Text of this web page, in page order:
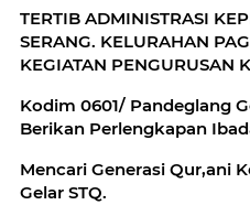
TERTIB ADMINISTRASI
SERANG. KELURAHAN PAGER AGUNG LAKSANAKAN
KEGIATAN PENGURUSAN
Kodim 0601/ Pandeglang
Berikan Perlengkapan
Mencari Generasi Qur,ani
Gelar STQ.